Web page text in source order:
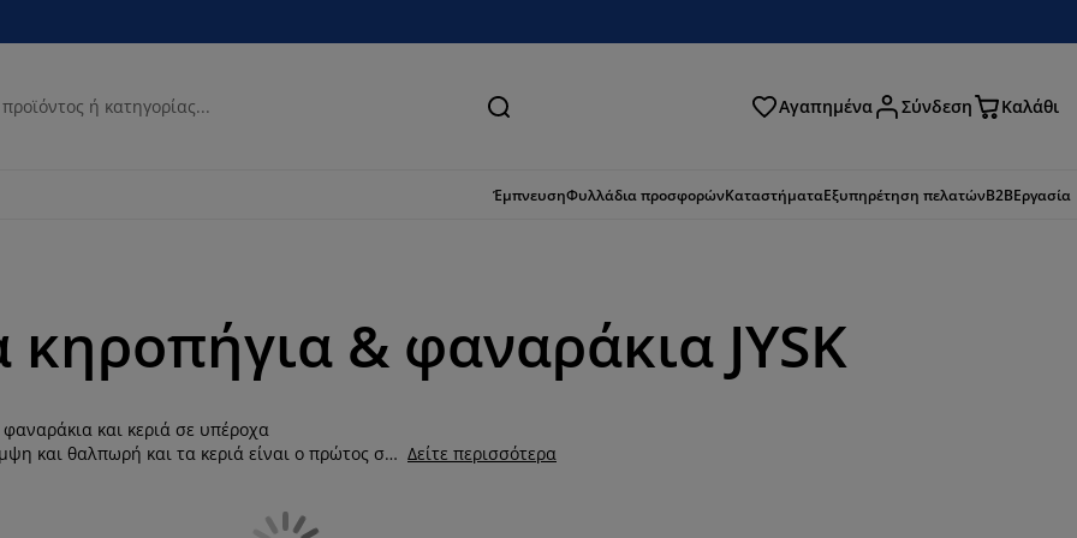
Αναζήτηση Αγαπημένα Σύνδεση Καλάθι
ΈμπνευσηΦυλλάδια προσφορώνΚαταστήματαΕξυπηρέτηση πελατώνB2BΕργασία
κηροπήγια & φαναράκια JYSK
και κεριά σε υπέροχα
και θαλπωρή και τα κεριά είναι ο πρώτος σας
Ακόμα, προσθέστε στο σαλόνι σας υπέροχα
Δείτε περισσότερα